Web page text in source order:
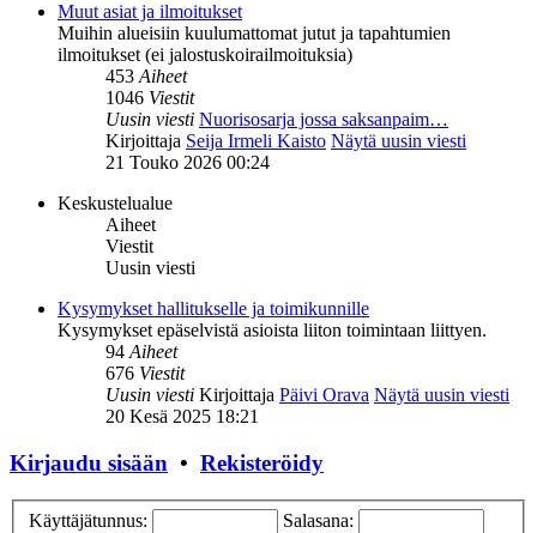
Muut asiat ja ilmoitukset
Muihin alueisiin kuulumattomat jutut ja tapahtumien
ilmoitukset (ei jalostuskoirailmoituksia)
453Aiheet
1046 Viestit
Uusin viesti Nuorisosarja jossa saksanpaim…
Kirjoittaja Seija Irmeli Kaisto Näytä uusin viesti
21 Touko 2026 00:24
Keskustelualue
Aiheet
Viestit
Uusin viesti
Kysymykset hallitukselle ja toimikunnille
Kysymykset epäselvistä asioista liiton toimintaan liittyen.
94Aiheet
676 Viestit
Uusin viesti Kirjoittaja Päivi Orava Näytä uusin viesti
20 Kesä 2025 18:21
Kirjaudu sisään • Rekisteröidy
Käyttäjätunnus: Salasana: